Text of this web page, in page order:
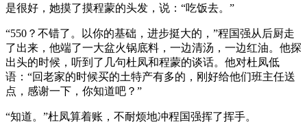
是很好，她摸了摸程蒙的头发，说：“吃饭去。”
“550？不错了。以你的基础，进步挺大的，”程国强从后厨走
了出来，他端了一大盆火锅底料，一边清汤，一边红油。他探
出头的时候，听到了几句杜凤和程蒙的谈话。他对杜凤低
语：“回老家的时候买的土特产有多的，刚好给他们班主任送
点，感谢一下，你知道吧？”
“知道。”杜凤算着账，不耐烦地冲程国强挥了挥手。